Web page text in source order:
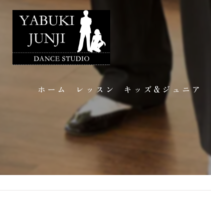
ホーム レッスン
講師のご紹介
個人レッスン
キッズ&ジュニア